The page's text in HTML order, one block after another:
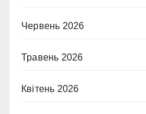
Червень 2026
Травень 2026
Квітень 2026